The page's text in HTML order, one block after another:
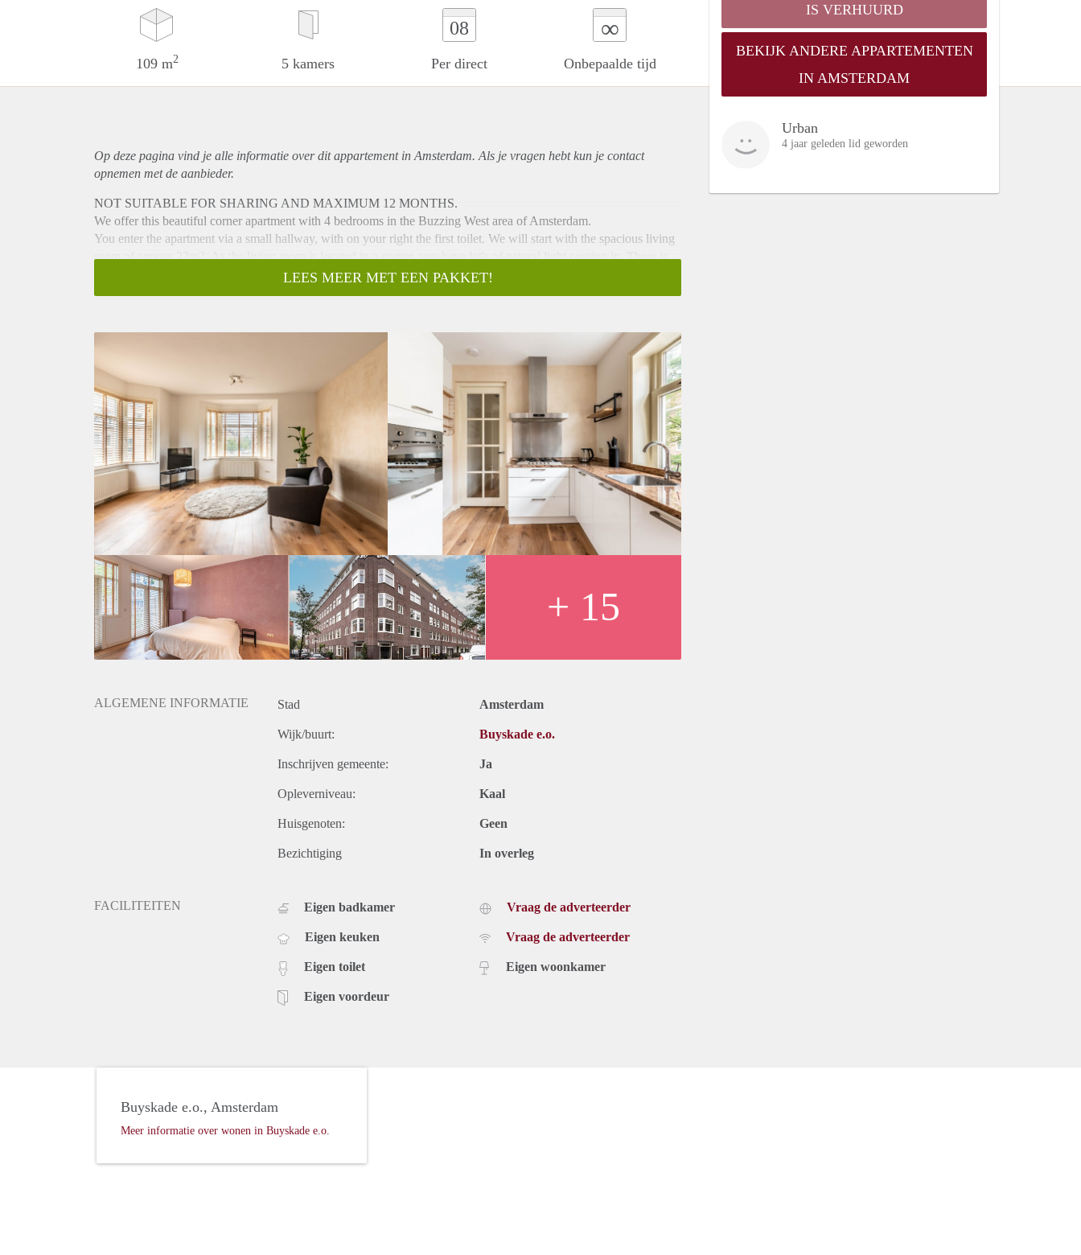
109 m2 5 kamers
08
Per direct
∞
Onbepaalde tijd
IS VERHUURD
BEKIJK ANDERE APPARTEMENTEN
IN AMSTERDAM
Urban
4 jaar geleden lid geworden
Op deze pagina vind je alle informatie over ditappartementin Amsterdam. Als je vragen hebt kun je contact
opnemen met de aanbieder.
NOT SUITABLE FOR SHARING AND MAXIMUM 12 MONTHS.
We offer this beautiful corner apartment with 4 bedrooms in the Buzzing West area of Amsterdam.
You enter the apartment via a small hallway, with on your right the first toilet. We will start with the spacious living
room of approx 22m2. As the living room is located in a corner, you have lot's of natural light coming in. There is
an open kitchen with all modern appliances and a marble counter top.
The rear side of the kitchen gives you access to all bedrooms of the apartment. Via the hallway you will find 4
From this hallway you also have access to the bathroom, with double sink and plenty of storage, bathtub and
separate shower. It has a modern finish with grey and white tiles. Next to the bathroom is the 2nd separate toilet.
There is also a special room with the washing machine.
Located in a quiet street, but with lot's of shops and activities in your new neighborhood.
This apartment is located in a very popular part of the West district and close to the Westerpark with all its festivities,
restaurants and cafes. The cozy Jordaan is not far away by bike and the popular Westerpark is around the corner.
Viewings by appointment. Please call our office at 020-2617463 or contact us through info@urbanhomies.com.
Are you relocating to The Netherlands? Urban Homies can assist you and your employees. Visit our website for
more information.
LEES MEER MET EEN PAKKET!
+ 15
ALGEMENE INFORMATIE Stad Amsterdam
Wijk/buurt: Buyskade e.o.
Inschrijven gemeente: Ja
Opleverniveau: Kaal
Huisgenoten: Geen
Bezichtiging In overleg
FACILITEITEN Eigen badkamer
Eigen keuken
Eigen toilet
Eigen voordeur
Vraag de adverteerder
Vraag de adverteerder
Eigen woonkamer
Buyskade e.o., Amsterdam
Meer informatie over wonen in Buyskade e.o.